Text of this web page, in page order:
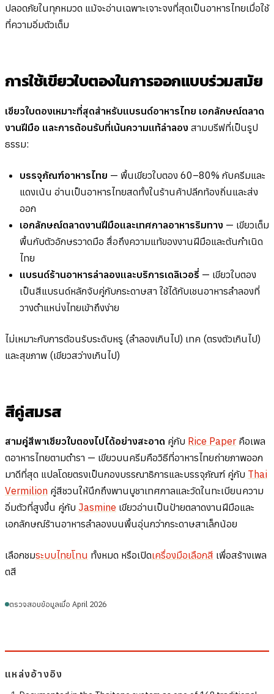
ปลอดภัยในทุกหมวด แม้จะอ่านเฉพาะเจาะจงที่สุดเป็นอาหารไทยเมื่อใช้
ที่ความอิ่มตัวเต็ม
การใช้เขียวใบตองในการออกแบบร่วมสมัย
เขียวใบตองเหมาะที่สุดสำหรับแบรนด์อาหารไทย เอกลักษณ์ตลาด
งานฝีมือ และการต้อนรับที่เน้นความแท้ลำลอง สามบรีฟที่เป็นรูป
ธรรม:
บรรจุภัณฑ์อาหารไทย — พื้นเขียวใบตอง 60–80% กับครีมและ
แดงเน้น อ่านเป็นอาหารไทยสดทั้งในร้านค้าปลีกท้องถิ่นและส่ง
ออก
เอกลักษณ์ตลาดงานฝีมือและเทศกาลอาหารริมทาง — เขียวเต็ม
พื้นกับตัวอักษรวาดมือ สื่อถึงความแท้ของงานฝีมือและต้นกำเนิด
ไทย
แบรนด์ร้านอาหารลำลองและบริการเดลิเวอรี่ — เขียวใบตอง
เป็นสีแบรนด์หลักจับคู่กับกระดาษสา ใช้ได้กับเชนอาหารลำลองที่
วางตำแหน่งไทยเข้าถึงง่าย
ไม่เหมาะกับการต้อนรับระดับหรู (ลำลองเกินไป) เทค (ตรงตัวเกินไป)
และสุขภาพ (เขียวสว่างเกินไป)
สีคู่สมรส
สามคู่สีพาเขียวใบตองไปได้อย่างสะอาด คู่กับ Rice Paper คือเพล
ตอาหารไทยตามตำรา — เขียวบนครีมคือวิธีที่อาหารไทยถ่ายภาพออก
มาดีที่สุด แปลโดยตรงเป็นกองบรรณาธิการและบรรจุภัณฑ์ คู่กับ Thai
Vermilion คู่สีชวนให้นึกถึงพานบูชาเทศกาลและวัดในทะเบียนความ
อิ่มตัวที่สูงขึ้น คู่กับ Jasmine เขียวอ่านเป็นป้ายตลาดงานฝีมือและ
เอกลักษณ์ร้านอาหารลำลองบนพื้นอุ่นกว่ากระดาษสาเล็กน้อย
เลือกชมระบบไทยโทน ทั้งหมด หรือเปิดเครื่องมือเลือกสี เพื่อสร้างเพล
ตสี
ตรวจสอบข้อมูลเมื่อ April 2026
แหล่งอ้างอิง